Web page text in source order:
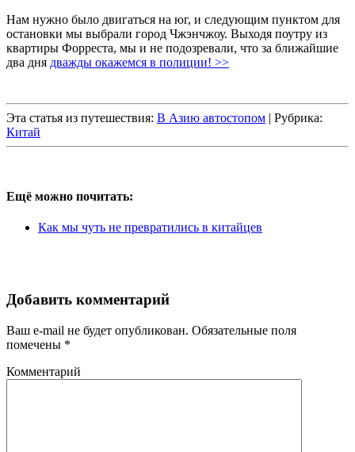
Нам нужно было двигаться на юг, и следующим пунктом для
остановки мы выбрали город Чжэнчжоу. Выходя поутру из
квартиры Форреста, мы и не подозревали, что за ближайшие
два дня дважды окажемся в полиции! >>
Эта статья из путешествия: В Азию автостопом | Рубрика:
Китай
Ещё можно почитать:
Как мы чуть не превратились в китайцев
Добавить комментарий
Ваш e-mail не будет опубликован. Обязательные поля
помечены *
Комментарий